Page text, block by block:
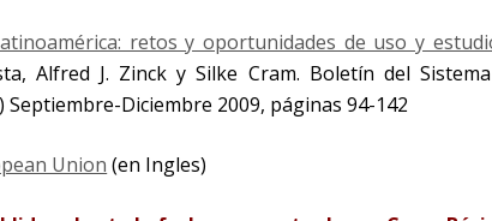
retos y oportunidades de uso y
Alfred J. Zinck y Silke Cram. Boletín del
Septiembre-Diciembre 2009, páginas 94-142
Union (en Ingles)